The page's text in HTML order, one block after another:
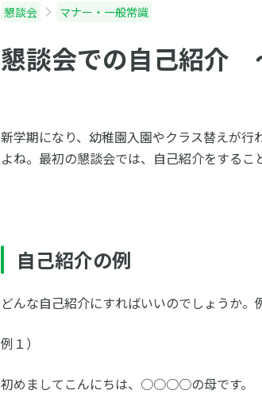
懇談会 マナー・一般常識
懇談会での自己紹介
新学期になり、幼稚園入園やクラス替えが
よね。最初の懇談会では、自己紹介をするこ
自己紹介の例
どんな自己紹介にすればいいのでしょうか。
例１）
初めましてこんにちは、○○○○の母です。